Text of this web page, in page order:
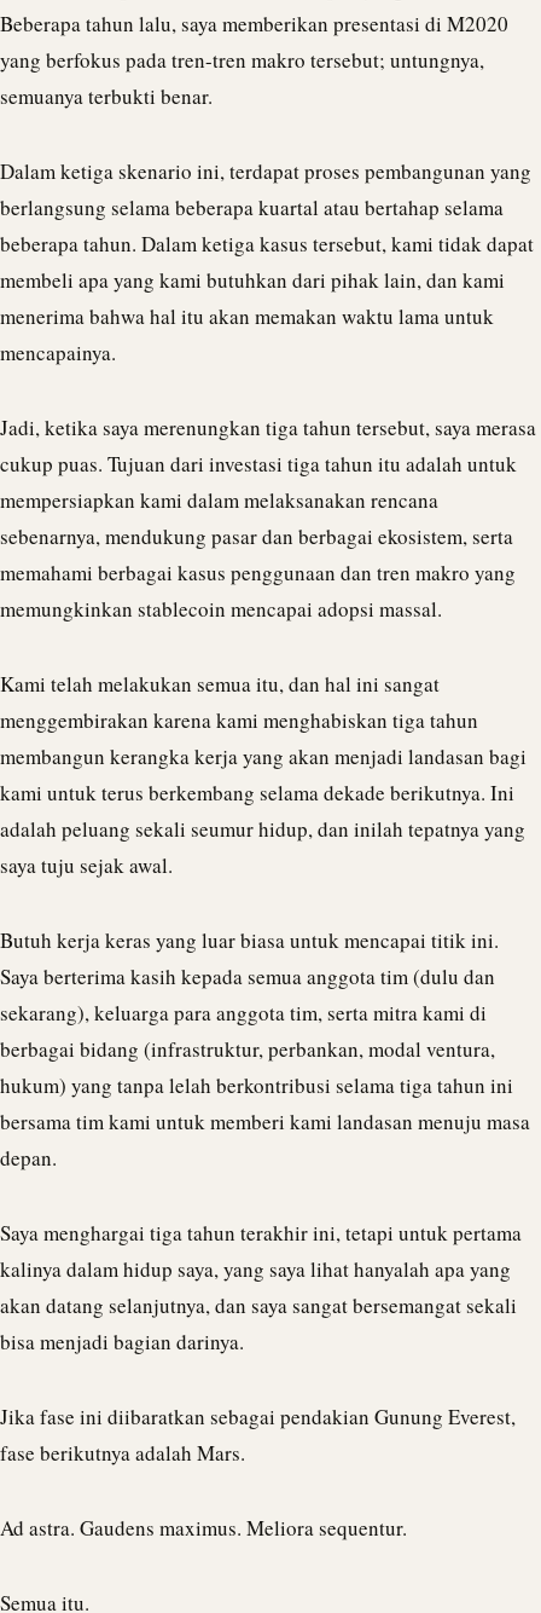
Beberapa tahun lalu, saya memberikan presentasi di M2020
yang berfokus pada tren-tren makro tersebut; untungnya,
semuanya terbukti benar.
Dalam ketiga skenario ini, terdapat proses pembangunan yang
berlangsung selama beberapa kuartal atau bertahap selama
beberapa tahun. Dalam ketiga kasus tersebut, kami tidak dapat
membeli apa yang kami butuhkan dari pihak lain, dan kami
menerima bahwa hal itu akan memakan waktu lama untuk
mencapainya.
Jadi, ketika saya merenungkan tiga tahun tersebut, saya merasa
cukup puas. Tujuan dari investasi tiga tahun itu adalah untuk
mempersiapkan kami dalam melaksanakan rencana
sebenarnya, mendukung pasar dan berbagai ekosistem, serta
memahami berbagai kasus penggunaan dan tren makro yang
memungkinkan stablecoin mencapai adopsi massal.
Kami telah melakukan semua itu, dan hal ini sangat
menggembirakan karena kami menghabiskan tiga tahun
membangun kerangka kerja yang akan menjadi landasan bagi
kami untuk terus berkembang selama dekade berikutnya. Ini
adalah peluang sekali seumur hidup, dan inilah tepatnya yang
saya tuju sejak awal.
Butuh kerja keras yang luar biasa untuk mencapai titik ini.
Saya berterima kasih kepada semua anggota tim (dulu dan
sekarang), keluarga para anggota tim, serta mitra kami di
berbagai bidang (infrastruktur, perbankan, modal ventura,
hukum) yang tanpa lelah berkontribusi selama tiga tahun ini
bersama tim kami untuk memberi kami landasan menuju masa
depan.
Saya menghargai tiga tahun terakhir ini, tetapi untuk pertama
kalinya dalam hidup saya, yang saya lihat hanyalah apa yang
akan datang selanjutnya, dan saya sangat bersemangat sekali
bisa menjadi bagian darinya.
Jika fase ini diibaratkan sebagai pendakian Gunung Everest,
fase berikutnya adalah Mars.
Ad astra. Gaudens maximus. Meliora sequentur.
Semua itu.